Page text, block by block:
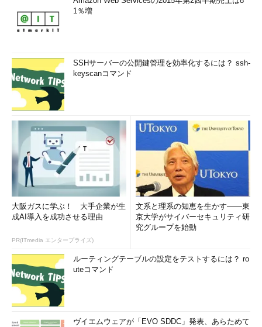
1％増
SSHサーバーの公開鍵管理を効率化するには？ ssh-
keyscanコマンド
大阪ガスに学ぶ！ 大手企業が生
成AI導入を成功させる理由
PR(ITmedia エンタープライズ)
文系と理系の知恵を生かす――東
京大学がサイバーセキュリティ研
究グループを始動
ルーティングテーブルの設定をテストするには？ ro
uteコマンド
ヴイエムウェアが「EVO SDDC」発表、あらためて